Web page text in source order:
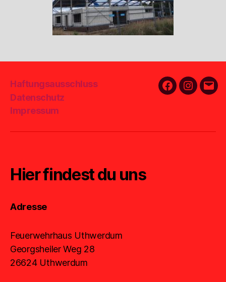
Haftungsausschluss
Datenschutz
Impressum
FacebookE-
Hier findest du uns
Adresse
Feuerwehrhaus Uthwerdum
Georgsheiler Weg 28
26624 Uthwerdum